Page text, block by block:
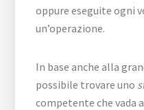
oppure eseguite ogni
un’operazione.
In base anche alla
possibile trovare uno
competente che vada